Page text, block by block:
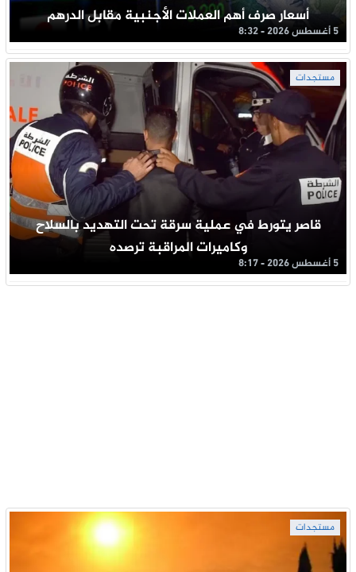
أسعار صرف أهم العملات الأجنبية مقابل الدرهم
5 أغسطس 2026 - 8:32
مستجدات
قاصر يتورط في عملية سرقة تحت التهديد بالسلاح
وكاميرات المراقبة ترصده
5 أغسطس 2026 - 8:17
مستجدات